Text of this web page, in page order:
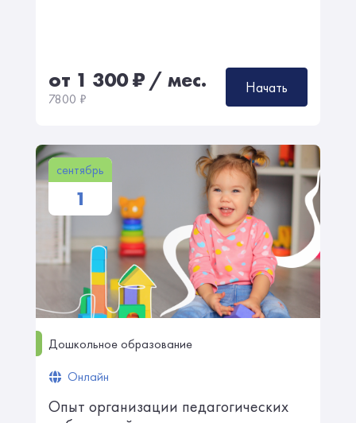
от 1 300₽/ мес.
7800 ₽
Начать
сентябрь
1
Дошкольное образование
Онлайн
Опыт организации педагогических